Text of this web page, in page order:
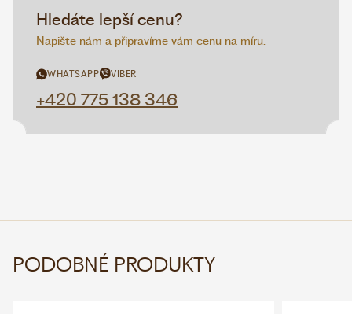
Hledáte lepší cenu?
Napište nám a připravíme vám cenu na míru.
WHATSAPP VIBER
+420 775 138 346
PODOBNÉ PRODUKTY